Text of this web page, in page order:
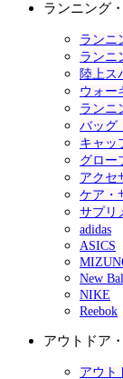
ランニング
ランニ
ランニ
陸上ス
ウォー
ランニ
バッグ
キャッ
グロー
アクセ
ケア・
サプリ
adidas
ASICS
New
NIKE
Reebok
アウトドア
アウト